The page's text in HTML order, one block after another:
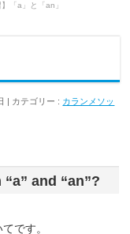
】「a」と「an」
カテゴリー : カランメソッ
and “an”?
です。